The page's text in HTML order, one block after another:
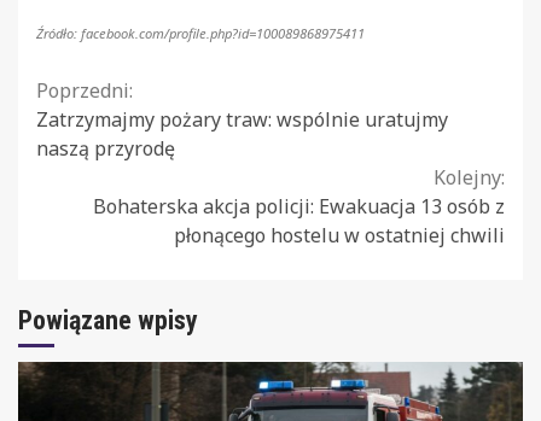
Źródło: facebook.com/profile.php?id=100089868975411
Continue
Reading
Poprzedni:
Zatrzymajmy pożary traw: wspólnie uratujmy
naszą przyrodę
Kolejny:
Bohaterska akcja policji: Ewakuacja 13 osób z
płonącego hostelu w ostatniej chwili
Powiązane wpisy